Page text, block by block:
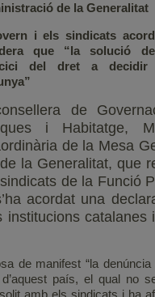
de la Generalitat
i els sindicats
que “la solució
del dret a
de
i Habitatge,
de la Mesa
la Generalitat, que
de la Funció
acordat una
catalanes
de manifest “la
país, el qual no
amb els sindicats i ha